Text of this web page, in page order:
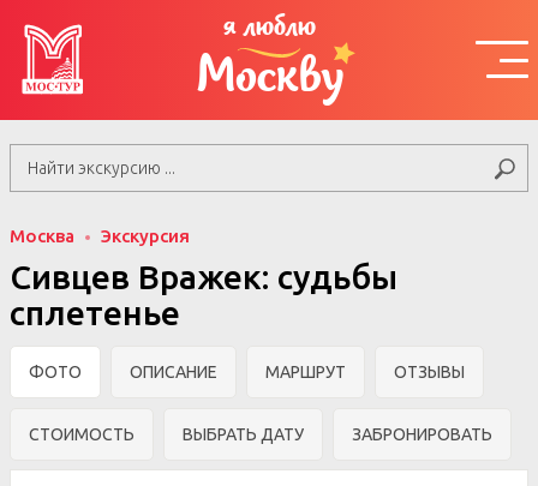
я люблю
Москву
Москва Экскурсия
Сивцев Вражек: судьбы
сплетенье
ФОТО ОПИСАНИЕ МАРШРУТ ОТЗЫВЫ
СТОИМОСТЬ ВЫБРАТЬ ДАТУ ЗАБРОНИРОВАТЬ